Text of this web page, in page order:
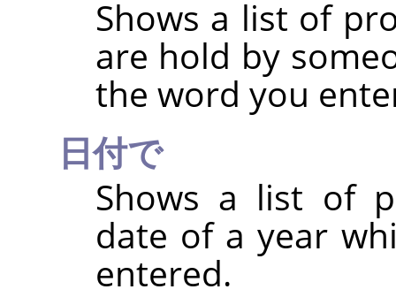
Shows a list of
are hold by
the word you
日付で
Shows a list of
date of a year
entered.